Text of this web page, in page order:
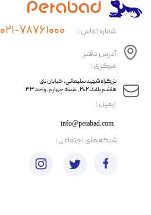
​ایمیل :
آدرس دفتر
مرکزی :
info@petabad.com
​​بزرگراه شهید سلیمانی، خیابان بنی
هاشم پلاک ۲۰۲ ، طبقه چهارم، واحد ۴۳
شماره تماس : ۰۲۱-۷۸۷۶۱۰۰۰
​شبکه های اجتماعی :